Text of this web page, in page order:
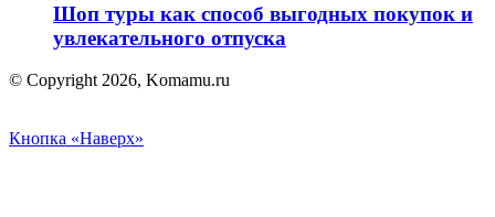
Шоп туры как способ выгодных покупок и
увлекательного отпуска
© Copyright 2026, Komamu.ru
Кнопка «Наверх»